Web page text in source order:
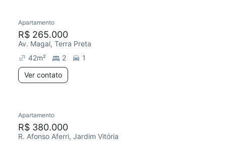
Redecorar
Apartamento
R$ 265.000
Av. Magal, Terra Preta
42m² 2
1
Ver contato
Chegou este mês
Apartamento
R$ 380.000
R. Afonso Aferri, Jardim Vitória